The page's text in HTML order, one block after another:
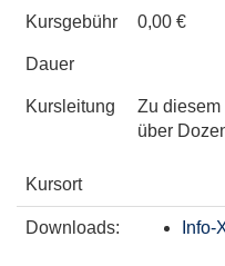
Kursgebühr 0,00 €
Dauer
Kursleitung
Zu diesem
über
Kursort
Downloads: